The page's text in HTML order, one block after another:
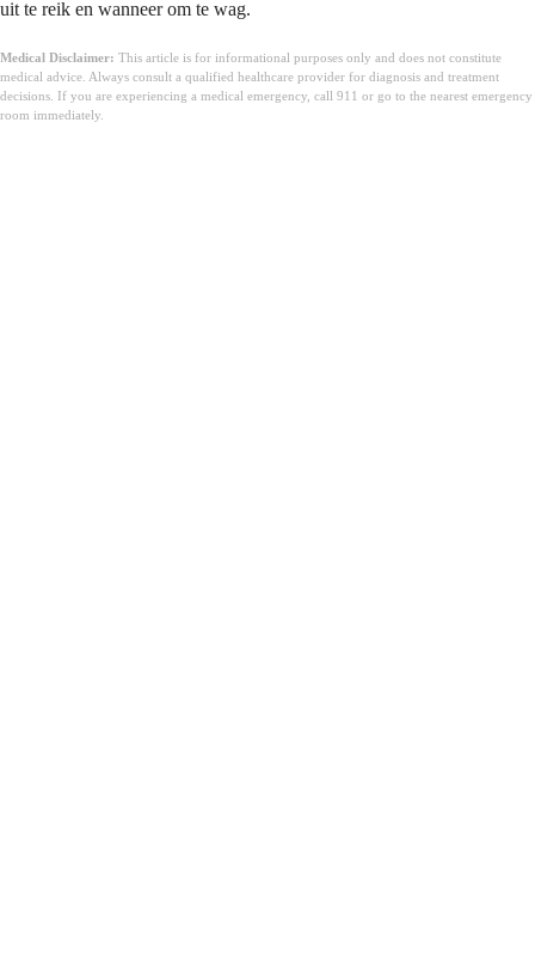
uit te reik en wanneer om te wag.
Medical Disclaimer: This article is for informational purposes only and does not constitute
medical advice. Always consult a qualified healthcare provider for diagnosis and treatment
decisions. If you are experiencing a medical emergency, call 911 or go to the nearest emergency
room immediately.